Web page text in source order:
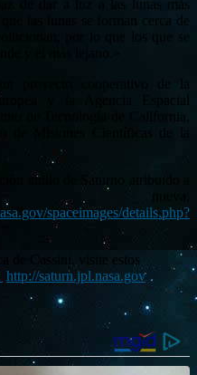
de dar a luz a las lunas más
las lunas se forman cerca de
por lo que los que se
y el más lejano.»
proyecto cooperativo de la
y la Agencia Espacial
de Tecnología de California,
de Misiones Científicas de la
anillo de Saturno atribuido a
spaceimages/details.php?
de Cassini, visite estos
http://saturn.jpl.nasa.gov